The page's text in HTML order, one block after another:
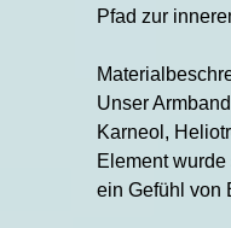
Pfad zur
Unser
Karneol,
Element
ein Gefühl von